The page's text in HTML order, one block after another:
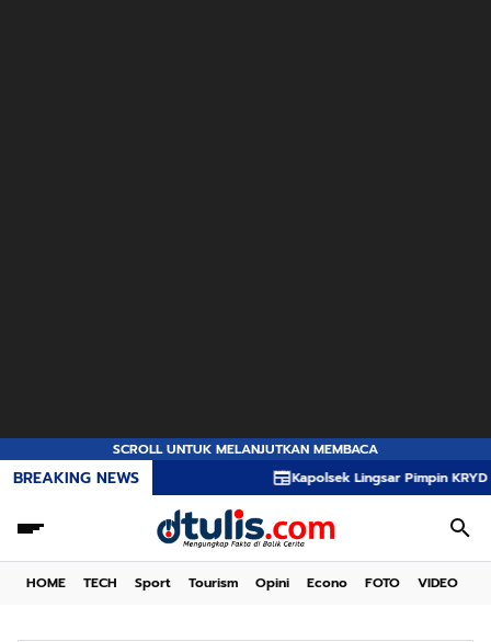
SCROLL UNTUK MELANJUTKAN MEMBACA
BREAKING NEWS Kapolsek Lingsar Pimpin KRYD Akhir Pekan,
HOME TECH Sport Tourism Opini Econo FOTO VIDEO